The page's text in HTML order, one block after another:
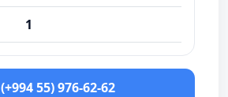
1
(+994 55) 976-62-62